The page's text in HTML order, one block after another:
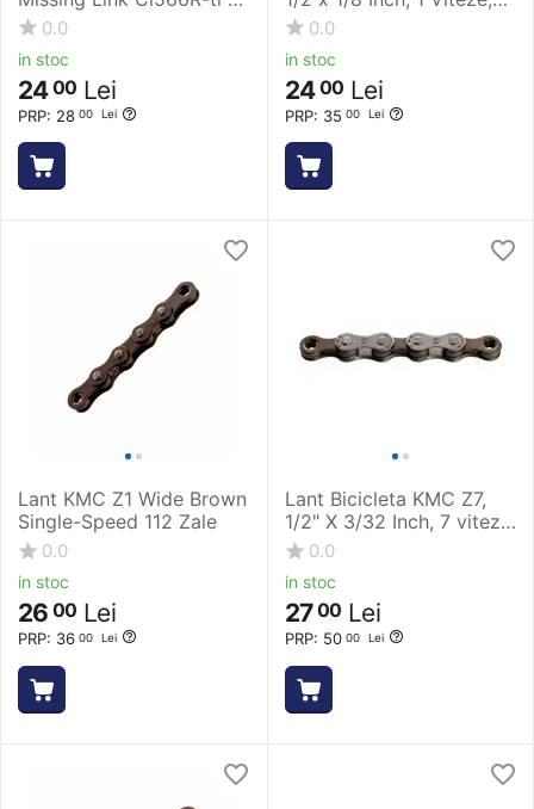
1 Buc, 9 Viteze
0.0
in stoc
PRP: 28 00 Lei
2400 Lei
Negru
0.0
in stoc
PRP: 35 00 Lei
2400 Lei
Lant KMC Z1 Wide Brown
Single-Speed 112 Zale
0.0
in stoc
PRP: 36 00 Lei
26 00 Lei
Lant Bicicleta KMC Z7,
1/2" X 3/32 Inch, 7 viteze,
Gri-Maro
0.0
in stoc
PRP: 50 00 Lei
2700 Lei